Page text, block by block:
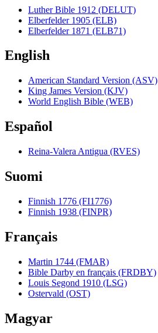
Luther Bible 1912 (DELUT)
Elberfelder 1905 (ELB)
Elberfelder 1871 (ELB71)
English
American Standard Version (ASV)
King James Version (KJV)
World English Bible (WEB)
Español
Reina-Valera Antigua (RVES)
Suomi
Finnish 1776 (FI1776)
Finnish 1938 (FINPR)
Français
Martin 1744 (FMAR)
Bible Darby en français (FRDBY)
Louis Segond 1910 (LSG)
Ostervald (OST)
Magyar